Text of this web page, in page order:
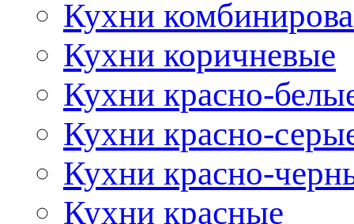
Кухни
Кухни коричневые
Кухни красно-
Кухни красно-
Кухни красно-
Кухни красные